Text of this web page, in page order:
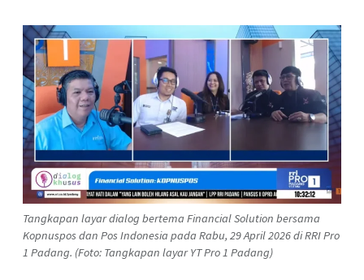
Tangkapan layar dialog bertema Financial Solution bersama
Kopnuspos dan Pos Indonesia pada Rabu, 29 April 2026 di RRI Pro
1 Padang. (Foto: Tangkapan layar YT Pro 1 Padang)